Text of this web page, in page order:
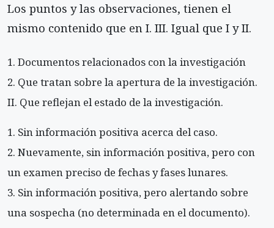
Los puntos y las observaciones, tienen el
mismo contenido que en I. III. Igual que I y II.
Documentos relacionados con la investigación
Que tratan sobre la apertura de la investigación.
II. Que reflejan el estado de la investigación.
Sin información positiva acerca del caso.
Nuevamente, sin información positiva, pero con
un examen preciso de fechas y fases lunares.
Sin información positiva, pero alertando sobre
una sospecha (no determinada en el documento).